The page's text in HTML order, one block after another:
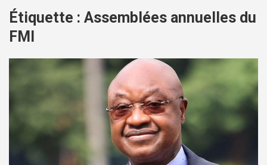
Étiquette : Assemblées annuelles du
FMI